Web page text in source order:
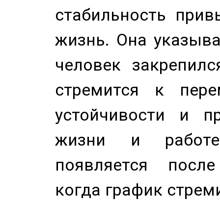
стабильность
жизнь. Она
человек
стремится к
устойчивости и
жизни и
появляется
когда график